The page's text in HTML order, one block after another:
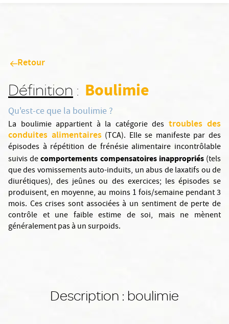
Retour
Définition : Boulimie
Qu'est-ce que la boulimie ?
La boulimie appartient à la catégorie des troubles des
conduites alimentaires(TCA). Elle se manifeste par des
épisodes à répétition de frénésie alimentaire incontrôlable
suivis decomportements compensatoires inappropriés(tels
que des vomissements auto-induits, un abus de laxatifs ou de
diurétiques), des jeûnes ou des exercices; les épisodes se
produisent, en moyenne, au moins 1 fois/semaine pendant 3
mois. Ces crises sont associées à un sentiment de perte de
contrôle et une faible estime de soi, mais ne mènent
généralement pas à un surpoids.
Description : boulimie